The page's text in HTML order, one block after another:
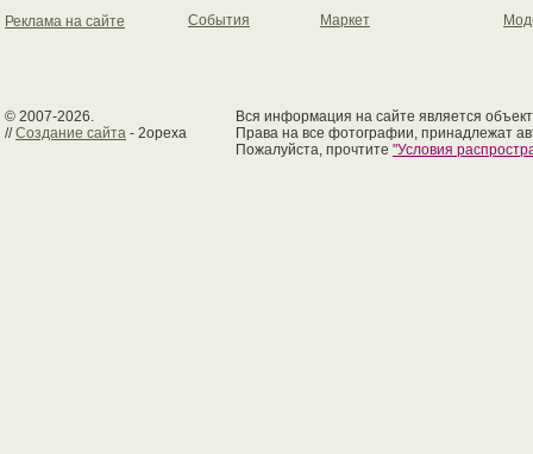
Реклама на сайте
События
Маркет
© 2007-2026.
//Создание сайта - 2opexa
Вся информация на сайте является
Права на все фотографии, принадлежат
Пожалуйста, прочтите "Условия